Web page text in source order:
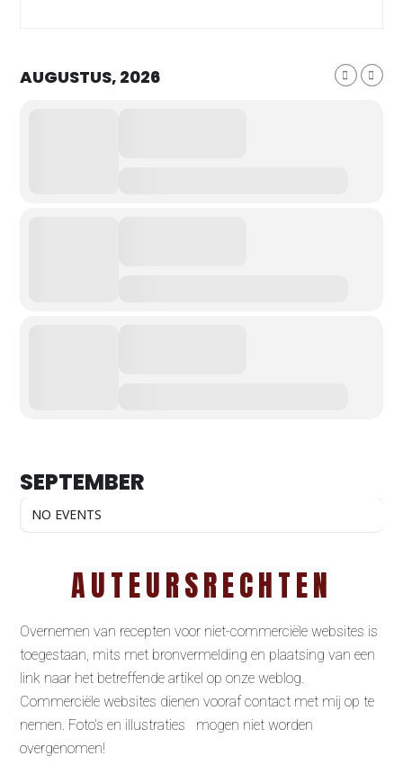
AUGUSTUS, 2026
SEPTEMBER
NO EVENTS
AUTEURSRECHTEN
Overnemen van recepten voor niet-commerciële websites is
toegestaan, mits met bronvermelding en plaatsing van een
link naar het betreffende artikel op onze weblog.
Commerciële websites dienen vooraf contact met mij op te
nemen. Foto’s en illustraties mogen niet worden
overgenomen!